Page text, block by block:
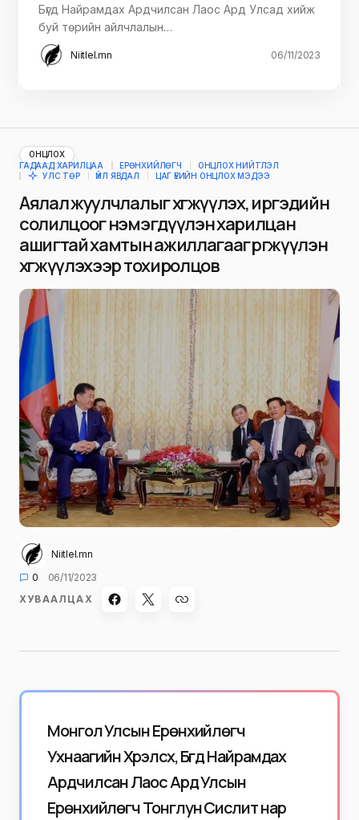
Бүгд Найрамдах Ардчилсан Лаос Ард Улсад хийж
буй төрийн айлчлалын…
Niitlel.mn 06/11/2023
ОНЦЛОХ
ГАДААД ХАРИЛЦАА
ЕРӨНХИЙЛӨГЧ
ОНЦЛОХ НИЙТЛЭЛ
УЛС ТӨР
ҮЙЛ ЯВДАЛ ЦАГ ҮЕИЙН ОНЦЛОХ МЭДЭЭ
Аялал жуулчлалыг хөгжүүлэх, иргэдийн
солилцоог нэмэгдүүлэн харилцан
ашигтай хамтын ажиллагааг өргөжүүлэн
хөгжүүлэхээр тохиролцов
Niitlel.mn
0
06/11/2023
ХУВААЛЦАХ
Монгол Улсын Ерөнхийлөгч
Ухнаагийн Хүрэлсүх, Бүгд Найрамдах
Ардчилсан Лаос Ард Улсын
Ерөнхийлөгч Тонглун Сисүлит нар